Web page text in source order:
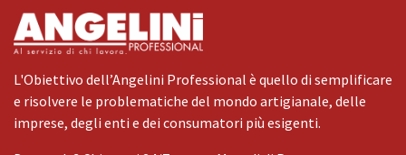
L'Obiettivo dell’Angelini Professional è quello di semplificare
e risolvere le problematiche del mondo artigianale, delle
imprese, degli enti e dei consumatori più esigenti.